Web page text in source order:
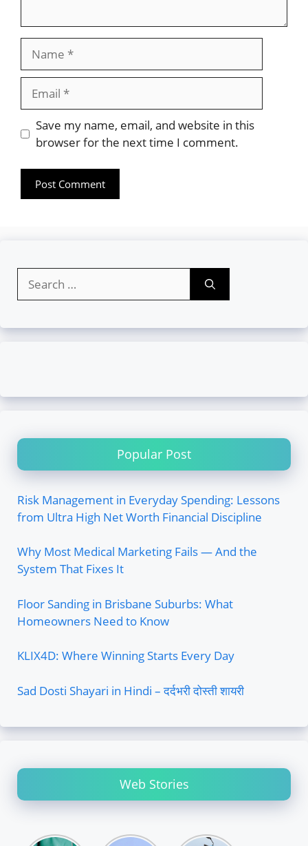
Website
Save my name, email, and website in this
browser for the next time I comment.
for:
Popular Post
Risk Management in Everyday Spending: Lessons
from Ultra High Net Worth Financial Discipline
Why Most Medical Marketing Fails — And the
System That Fixes It
Floor Sanding in Brisbane Suburbs: What
Homeowners Need to Know
KLIX4D: Where Winning Starts Every Day
Sad Dosti Shayari in Hindi – दर्दभरी दोस्ती शायरी
Web Stories